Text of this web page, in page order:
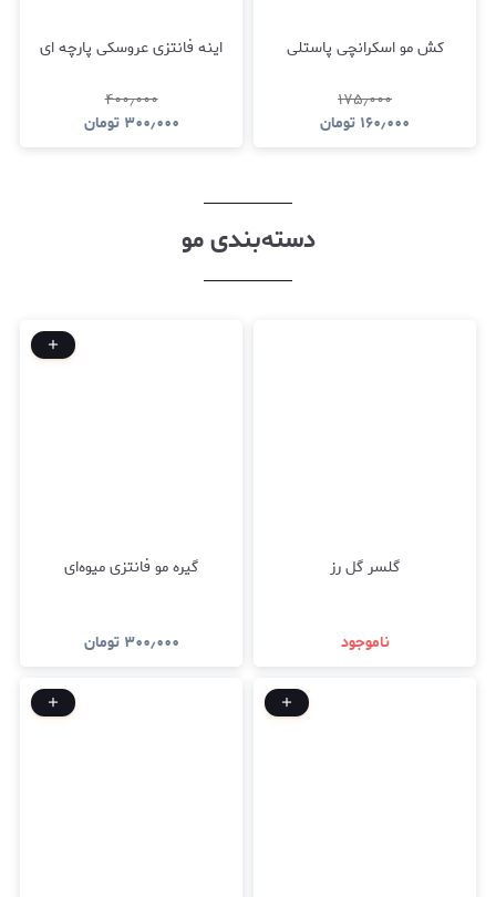
کش مو اسکرانچی پاستلی
۱۷۵٫۰۰۰
۱۶۰٫۰۰۰ تومان
اینه فانتزی عروسکی پارچه ای
۴۰۰٫۰۰۰
۳۰۰٫۰۰۰ تومان
دسته‌بندی مو
گلسر گل رز
ناموجود
گیره مو فانتزی میوه‌ای
۳۰۰٫۰۰۰ تومان